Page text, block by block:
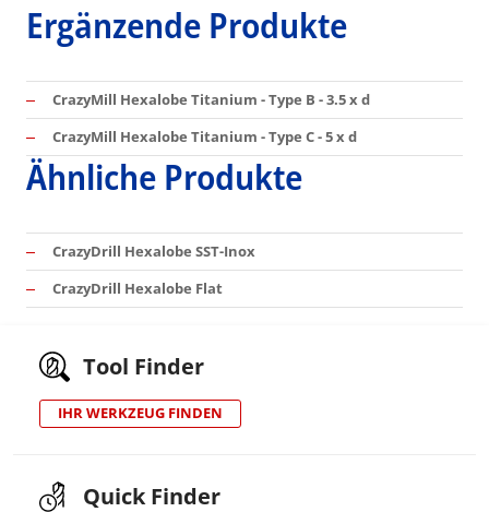
Ergänzende Produkte
CrazyMill Hexalobe Titanium - Type B - 3.5 x d
CrazyMill Hexalobe Titanium - Type C - 5 x d
Ähnliche Produkte
CrazyDrill Hexalobe SST-Inox
CrazyDrill Hexalobe Flat
Tool Finder
IHR WERKZEUG FINDEN
Quick Finder